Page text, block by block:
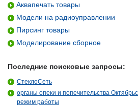
Аквапечать товары
Модели на радиоуправлении
Пирсинг товары
Моделирование сборное
Последние поисковые запросы:
СтеклоСеть
органы опеки и попечительства
режим работы